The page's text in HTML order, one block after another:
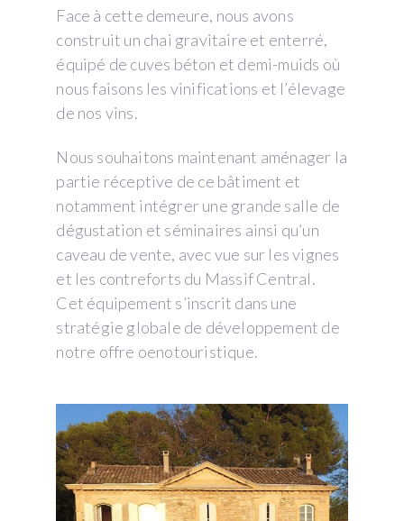
Face à cette demeure, nous avons
construit un chai gravitaire et enterré,
équipé de cuves béton et demi-muids où
nous faisons les vinifications et l’élevage
de nos vins.
Nous souhaitons maintenant aménager la
partie réceptive de ce bâtiment et
notamment intégrer une grande salle de
dégustation et séminaires ainsi qu’un
caveau de vente, avec vue sur les vignes
et les contreforts du Massif Central.
Cet équipement s’inscrit dans une
stratégie globale de développement de
notre offre oenotouristique.